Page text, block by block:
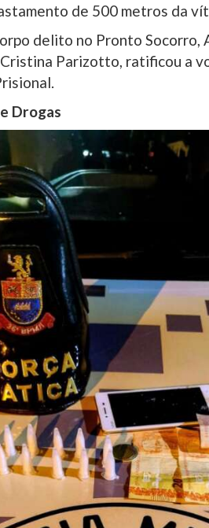
de 500 metros da
delito no Pronto
Cristina Parizotto, ratificou a
Drogas